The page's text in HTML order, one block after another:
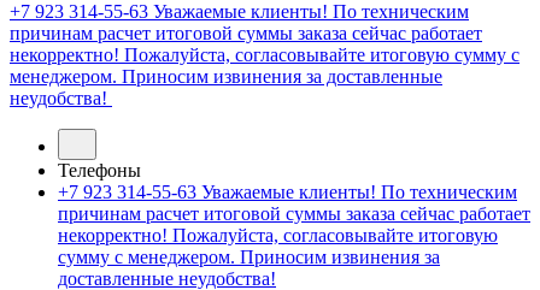
+7 923 314-55-63 Уважаемые клиенты! По техническим
причинам расчет итоговой суммы заказа сейчас работает
некорректно! Пожалуйста, согласовывайте итоговую сумму с
менеджером. Приносим извинения за доставленные
неудобства!
Телефоны
+7 923 314-55-63 Уважаемые клиенты! По техническим
причинам расчет итоговой суммы заказа сейчас работает
некорректно! Пожалуйста, согласовывайте итоговую
сумму с менеджером. Приносим извинения за
доставленные неудобства!